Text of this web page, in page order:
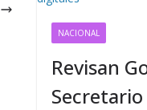
NACIONAL
Revisan